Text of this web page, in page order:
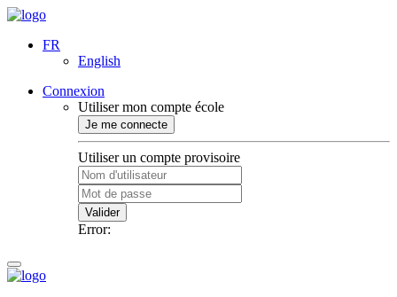
FR
English
Connexion
Utiliser mon compte école
Je me connecte
Utiliser un compte provisoire
Valider
Error: